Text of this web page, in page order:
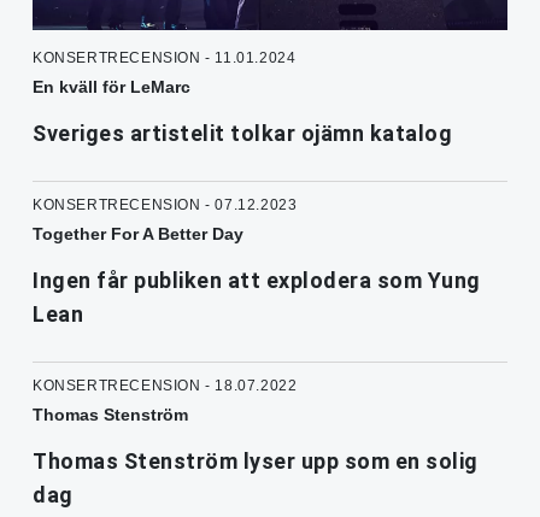
KONSERTRECENSION - 11.01.2024
En kväll för LeMarc
Sveriges artistelit tolkar ojämn katalog
KONSERTRECENSION - 07.12.2023
Together For A Better Day
Ingen får publiken att explodera som Yung
Lean
KONSERTRECENSION - 18.07.2022
Thomas Stenström
Thomas Stenström lyser upp som en solig
dag